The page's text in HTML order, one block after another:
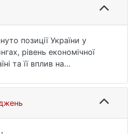
DOI: 10.17721/1728-
4 (дата звернення:
позиції України у
рівень економічної
та її вплив на
розвитку України на
та визначено рівень
національної